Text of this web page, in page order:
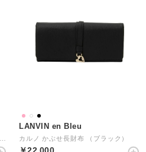
LANVIN en Bleu
カルノ かぶせ長財布 （ブラック）